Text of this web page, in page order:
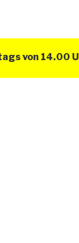
14.00 Uhr